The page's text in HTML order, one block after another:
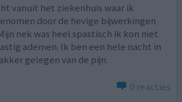
vanuit het ziekenhuis waar ik
door de hevige bijwerkingen
nek was heel spastisch ik kon niet
ademen. Ik ben een hele nacht in
gelegen van de pijn.
0 reacties